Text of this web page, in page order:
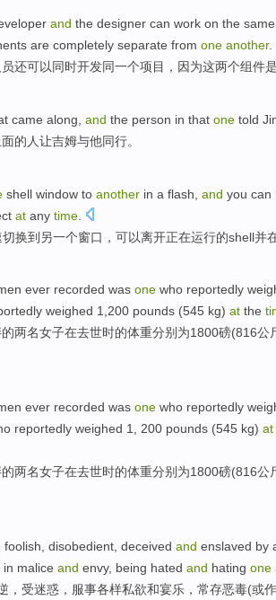
and the designer can work on the same
are completely separate from one another.
员还可以同时开发同一个项目 ， 因为这两个组件是
came along, and the person in that one told
面的 人让吉姆与他同行。
shell window to another in a flash, and you can
at any time
切换到另一个窗口，可以离开正在运行的shell并
ever recorded was one who reportedly
weighed 1,200 pounds (545 kg) at the
的两名女子在去世时的体重分别为1800磅(816公
ever recorded was one who reportedly
reportedly weighed 1, 200 pounds (545 kg) at
的两名女子在去世时的体重分别为1800磅(816公
foolish disobedient deceived and enslaved by
in malice and envy, being hated and hating one
，受迷惑 ，服事各样私欲和宴乐，常存恶毒(或